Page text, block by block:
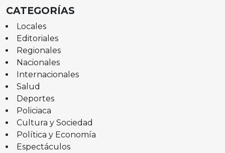
CATEGORÍAS
Locales
Editoriales
Regionales
Nacionales
Internacionales
Salud
Deportes
Policiaca
Cultura y Sociedad
Política y Economía
Espectáculos